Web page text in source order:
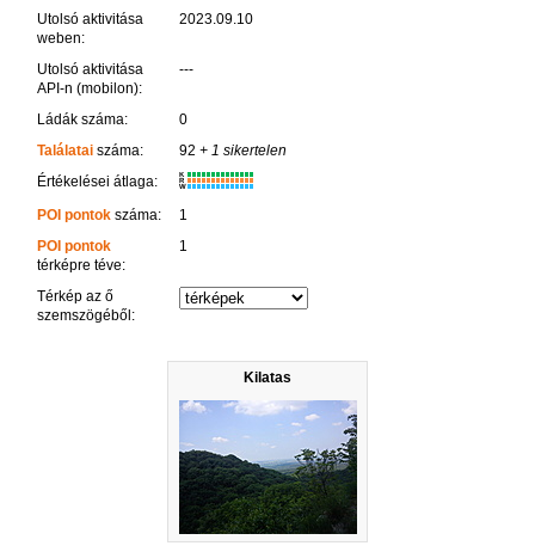
Kilatas
Utolsó aktivitása
weben:
2023.09.10
Utolsó aktivitása
API-n (mobilon):
---
Ládák száma:
0
Találataiszáma: 92 + 1 sikertelen
Értékelései átlaga:
K
R
W
POI pontokszáma:
1
POI pontok
térképre téve:
1
Térkép az ő
szemszögéből: